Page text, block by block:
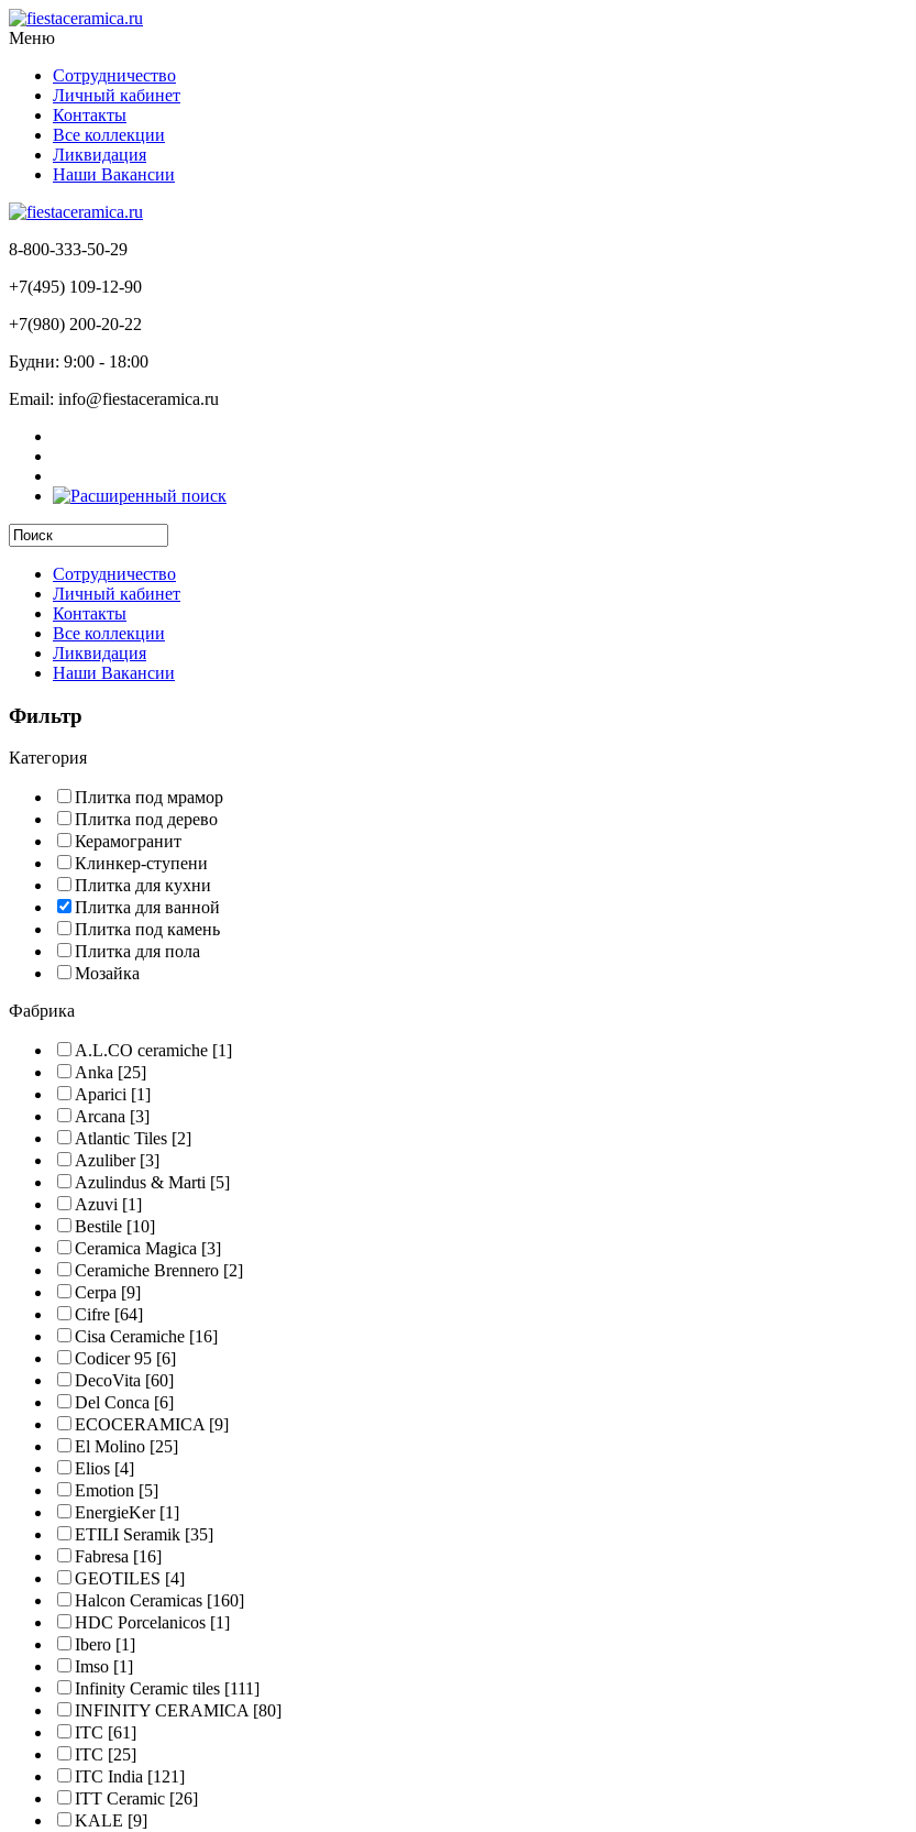
Меню
Сотрудничество
Личный кабинет
Контакты
Все коллекции
Ликвидация
Наши Вакансии
8-800-333-50-29
+7(495) 109-12-90
+7(980) 200-20-22
Будни: 9:00 - 18:00
Email: info@fiestaceramica.ru
Сотрудничество
Личный кабинет
Контакты
Все коллекции
Ликвидация
Наши Вакансии
Фильтр
Категория
Плитка под мрамор
Плитка под дерево
Керамогранит
Клинкер-ступени
Плитка для кухни
Плитка для ванной
Плитка под камень
Плитка для пола
Мозайка
Фабрика
A.L.CO ceramiche [1]
Anka [25]
Aparici [1]
Arcana [3]
Atlantic Tiles [2]
Azuliber[3]
Azulindus & Marti [5]
Azuvi [1]
Bestile [10]
Ceramica Magica [3]
Ceramiche Brennero [2]
Cerpa [9]
Cifre [64]
Cisa Ceramiche [16]
Codicer 95 [6]
DecoVita [60]
Del Conca [6]
ECOCERAMICA[9]
El Molino [25]
Elios [4]
Emotion [5]
EnergieKer[1]
ETILI Seramik [35]
Fabresa [16]
GEOTILES [4]
Halcon Ceramicas [160]
HDC Porcelanicos [1]
Ibero [1]
Imso [1]
Infinity Ceramic tiles [111]
INFINITY CERAMICA[80]
ITC [61]
ITC [25]
ITC India [121]
ITT Ceramic [26]
KALE [9]